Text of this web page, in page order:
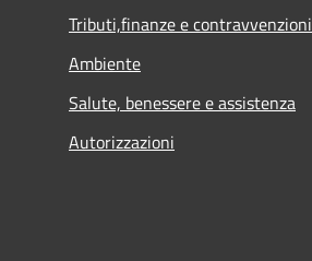
Tributi,finanze e contravvenzioni
Ambiente
Salute, benessere e assistenza
Autorizzazioni